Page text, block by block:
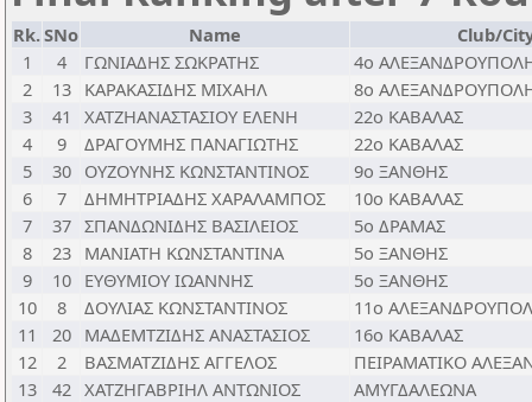
Rk.SNo Name
Club/
1
4 ΓΩΝΙΑΔΗΣ ΣΩΚΡΑΤΗΣ
4ο
2
13 ΚΑΡΑΚΑΣΙΔΗΣ ΜΙΧΑΗΛ
8ο
3
41 ΧΑΤΖΗΑΝΑΣΤΑΣΙΟΥ ΕΛΕΝΗ
22ο ΚΑΒΑΛΑΣ
4
9 ΔΡΑΓΟΥΜΗΣ ΠΑΝΑΓΙΩΤΗΣ
22ο ΚΑΒΑΛΑΣ
5
30 ΟΥΖΟΥΝΗΣ ΚΩΝΣΤΑΝΤΙΝΟΣ
9ο ΞΑΝΘΗΣ
6
7 ΔΗΜΗΤΡΙΑΔΗΣ ΧΑΡΑΛΑΜΠΟΣ
10ο ΚΑΒΑΛΑΣ
7
37 ΣΠΑΝΔΩΝΙΔΗΣ ΒΑΣΙΛΕΙΟΣ
5ο ΔΡΑΜΑΣ
8
23 ΜΑΝΙΑΤΗ ΚΩΝΣΤΑΝΤΙΝΑ
5ο ΞΑΝΘΗΣ
9
10 ΕΥΘΥΜΙΟΥ ΙΩΑΝΝΗΣ
5o ΞΑΝΘΗΣ
10
8 ΔΟΥΛΙΑΣ ΚΩΝΣΤΑΝΤΙΝΟΣ
11ο
11
20 ΜΑΔΕΜΤΖΙΔΗΣ ΑΝΑΣΤΑΣΙΟΣ
16ο ΚΑΒΑΛΑΣ
12
2 ΒΑΣΜΑΤΖΙΔΗΣ ΑΓΓΕΛΟΣ
ΠΕΙΡΑΜΑΤΙΚΟ
13
42 ΧΑΤΖΗΓΑΒΡΙΗΛ ΑΝΤΩΝΙΟΣ
ΑΜΥΓΔΑΛΕΩΝΑ